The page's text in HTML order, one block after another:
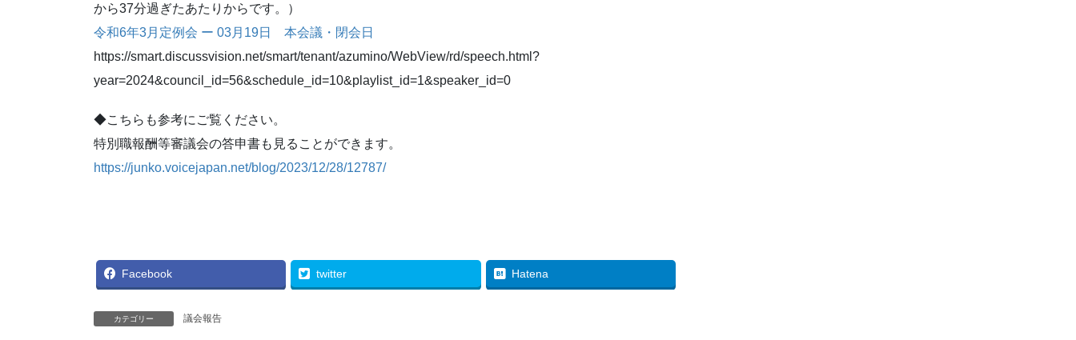
から37分過ぎたあたりからです。）
令和6年3月定例会 ー 03月19日 本会議・閉会日
https://smart.discussvision.net/smart/tenant/azumino/WebView/rd/speech.html?
year=2024&council_id=56&schedule_id=10&playlist_id=1&speaker_id=0
◆こちらも参考にご覧ください。
特別職報酬等審議会の答申書も見ることができます。
https://junko.voicejapan.net/blog/2023/12/28/12787/
Facebook twitter Hatena
カテゴリー 議会報告